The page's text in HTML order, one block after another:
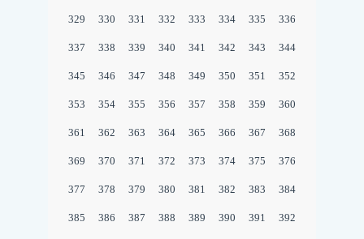
329 330 331 332 333 334 335 336
337 338 339 340 341 342 343 344
345 346 347 348 349 350 351 352
353 354 355 356 357 358 359 360
361 362 363 364 365 366 367 368
369 370 371 372 373 374 375 376
377 378 379 380 381 382 383 384
385 386 387 388 389 390 391 392